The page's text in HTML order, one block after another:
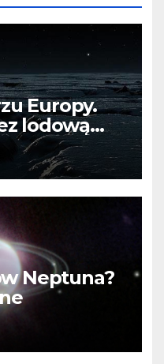
Europy.
lodową
Neptuna?